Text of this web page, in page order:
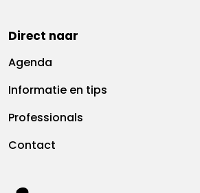
Direct naar
Agenda
Informatie en tips
Professionals
Contact